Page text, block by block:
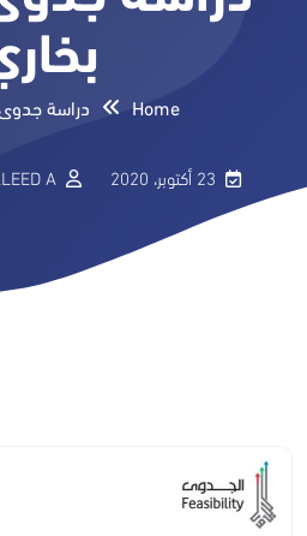
Home دراسة
23 أكتوبر، 2020 A